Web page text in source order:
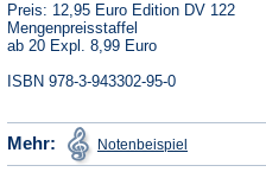
Preis: 12,95 Euro Edition DV 122
Mengenpreisstaffel
ab 20 Expl. 8,99 Euro
ISBN 978-3-943302-95-0
Mehr: Notenbeispiel in
einem